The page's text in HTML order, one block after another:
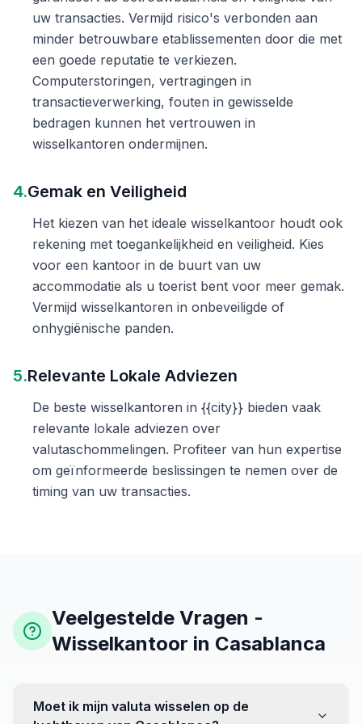
uw transacties. Vermijd risico's verbonden aan
minder betrouwbare etablissementen door die met
een goede reputatie te verkiezen.
Computerstoringen, vertragingen in
transactieverwerking, fouten in gewisselde
bedragen kunnen het vertrouwen in
wisselkantoren ondermijnen.
4.Gemak en Veiligheid
Het kiezen van het ideale wisselkantoor houdt ook
rekening met toegankelijkheid en veiligheid. Kies
voor een kantoor in de buurt van uw
accommodatie als u toerist bent voor meer gemak.
Vermijd wisselkantoren in onbeveiligde of
onhygiënische panden.
5.Relevante Lokale Adviezen
De beste wisselkantoren in {{city}} bieden vaak
relevante lokale adviezen over
valutaschommelingen. Profiteer van hun expertise
om geïnformeerde beslissingen te nemen over de
timing van uw transacties.
Veelgestelde Vragen -
Wisselkantoor in Casablanca
Moet ik mijn valuta wisselen op de